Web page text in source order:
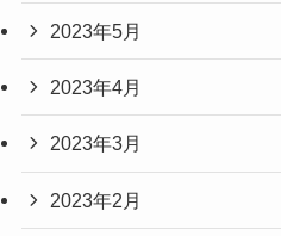
2023年5月
2023年4月
2023年3月
2023年2月